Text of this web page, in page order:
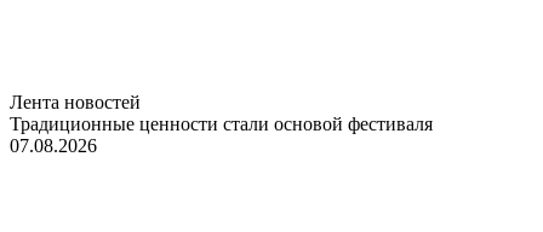
Лента новостей
Традиционные ценности стали основой фестиваля
07.08.2026